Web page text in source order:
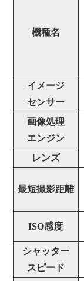
機種名
イメージ
センサー
画像処理
エンジン
レンズ
最短撮影距離
ISO感度
シャッター
スピード